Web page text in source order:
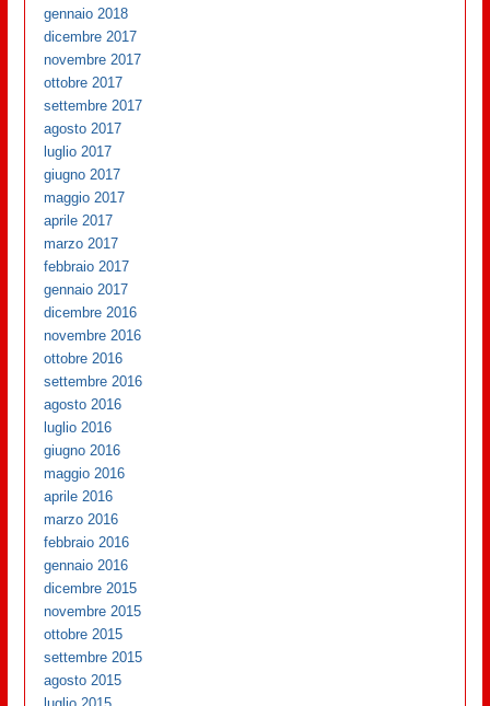
gennaio 2018
dicembre 2017
novembre 2017
ottobre 2017
settembre 2017
agosto 2017
luglio 2017
giugno 2017
maggio 2017
aprile 2017
marzo 2017
febbraio 2017
gennaio 2017
dicembre 2016
novembre 2016
ottobre 2016
settembre 2016
agosto 2016
luglio 2016
giugno 2016
maggio 2016
aprile 2016
marzo 2016
febbraio 2016
gennaio 2016
dicembre 2015
novembre 2015
ottobre 2015
settembre 2015
agosto 2015